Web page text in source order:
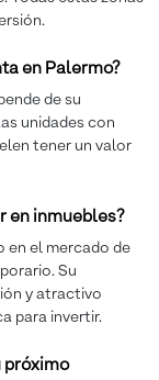
en Palermo?
de su
unidades con
tener un valor
en inmuebles?
en el mercado de
Su
y atractivo
para invertir.
próximo